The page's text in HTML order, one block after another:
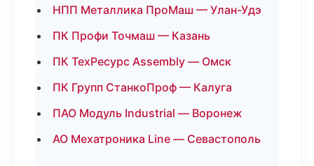
НПП Металлика ПроМаш — Улан-Удэ
ПК Профи Точмаш — Казань
ПК ТехРесурс Assembly — Омск
ПК Групп СтанкоПроф — Калуга
ПАО Модуль Industrial — Воронеж
АО Мехатроника Line — Севастополь